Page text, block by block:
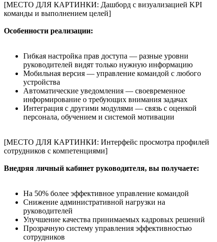
[МЕСТО ДЛЯ КАРТИНКИ: Дашборд с визуализацией KPI
команды и выполнением целей]
Особенности реализации:
Гибкая настройка прав доступа — разные уровни
руководителей видят только нужную информацию
Мобильная версия — управление командой с любого
устройства
Автоматические уведомления — своевременное
информирование о требующих внимания задачах
Интеграция с другими модулями — связь с оценкой
персонала, обучением и системой мотивации
[МЕСТО ДЛЯ КАРТИНКИ: Интерфейс просмотра профилей
сотрудников с компетенциями]
Внедряя личный кабинет руководителя, вы получаете:
На 50% более эффективное управление командой
Снижение административной нагрузки на
руководителей
Улучшение качества принимаемых кадровых решений
Прозрачную систему управления эффективностью
сотрудников